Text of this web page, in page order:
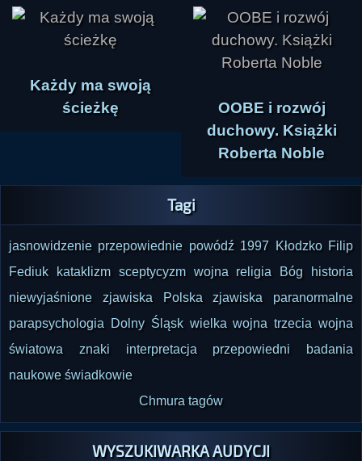
Każdy ma swoją
ścieżkę
OOBE i rozwój
duchowy. Książki
Roberta Noble
Tagi
jasnowidzenie przepowiednie powódź 1997 Kłodzko Filip
Fediuk
kataklizm sceptycyzm wojna religia Bóg
historia
niewyjaśnione zjawiska
Polska
zjawiska paranormalne
parapsychologia
Dolny Śląsk wielka wojna trzecia wojna
światowa
znaki interpretacja przepowiedni
badania
naukowe świadkowie
Chmura tagów
WYSZUKIWARKA AUDYCJI